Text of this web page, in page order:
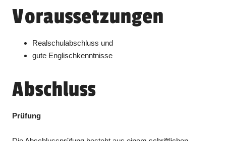
Voraussetzungen
Realschulabschluss und
gute Englischkenntnisse
Abschluss
Prüfung